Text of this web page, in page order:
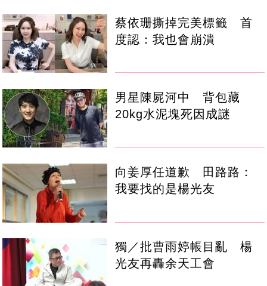
蔡依珊撕掉完美標籤 首
度認：我也會崩潰
男星陳屍河中 背包藏
20kg水泥塊死因成謎
向姜厚任道歉 田路路：
我要找的是楊光友
獨／批曹雨婷帳目亂 楊
光友再轟余天工會